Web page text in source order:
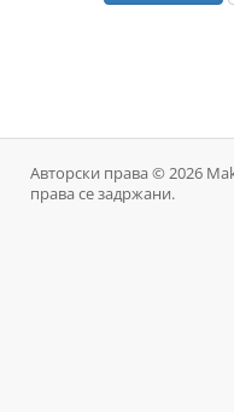
Авторски права © 2026
права се задржани.